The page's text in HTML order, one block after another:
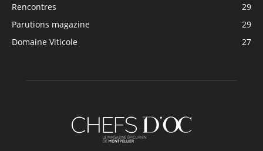
Rencontres
29
Parutions magazine
29
Domaine Viticole
27